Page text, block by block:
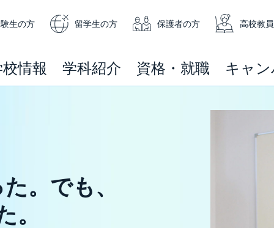
生の方 留学生の方 保護者の方 高校教
情報 学科紹介 資格・就職 キャ
。でも、
。